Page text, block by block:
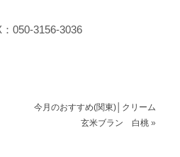
050-3156-3036
今月のおすすめ(関東)│クリーム
玄米ブラン 白桃»